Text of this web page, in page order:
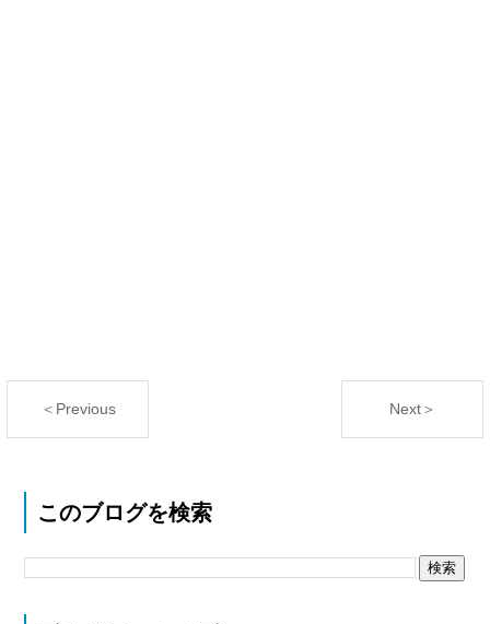
＜Previous Next＞
このブログを検索